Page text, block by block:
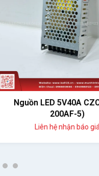
Nguồn LED 5V40A
200AF-5)
Liên hệ nhận báo giá
6 7